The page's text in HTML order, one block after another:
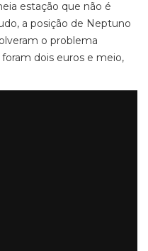
estação que não é
a posição de Neptuno
o problema
dois euros e meio,